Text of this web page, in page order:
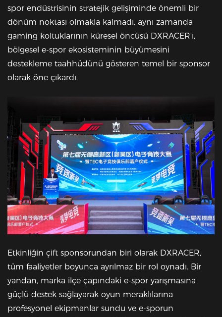
spor endüstrisinin stratejik gelişiminde önemli bir
dönüm noktası olmakla kalmadı, aynı zamanda
gaming koltuklarının küresel öncüsü DXRACER'ı,
bölgesel e-spor ekosisteminin büyümesini
destekleme taahhüdünü gösteren temel bir sponsor
olarak öne çıkardı.
Etkinliğin çift sponsorundan biri olarak DXRACER,
tüm faaliyetler boyunca ayrılmaz bir rol oynadı. Bir
yandan, marka ilçe çapındaki e-spor yarışmasına
güçlü destek sağlayarak oyun meraklılarına
profesyonel ekipmanlar sundu ve e-sporun